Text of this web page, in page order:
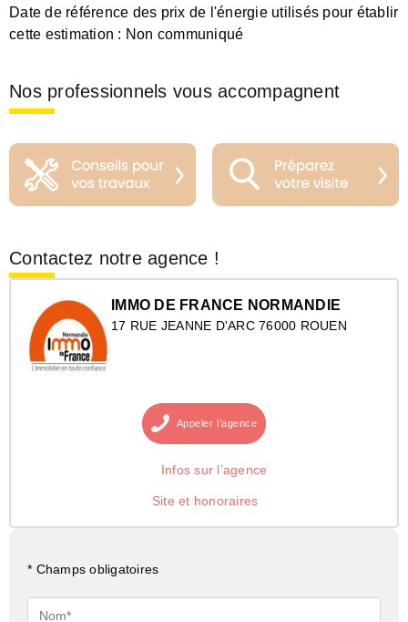
Date de référence des prix de l'énergie utilisés pour établir
cette estimation : Non communiqué
Nos professionnels vous accompagnent
Contactez notre agence !
IMMO DE FRANCE NORMANDIE
17 RUE JEANNE D'ARC 76000 ROUEN
Appeler l’agence
Infos sur l’agence
Site et honoraires
* Champs obligatoires
Nom*